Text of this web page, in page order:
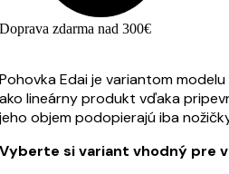
Doprava zdarma nad 300€
Pohovka Edai je variantom
ako lineárny produkt vďaka
jeho objem podopierajú iba
Vyberte si variant vhodný pre